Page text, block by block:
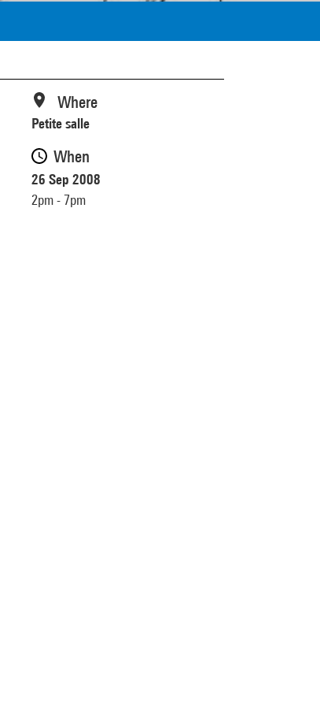
Where
Petite salle
When
26 Sep 2008
2pm - 7pm